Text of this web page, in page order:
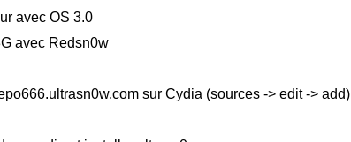
avec OS 3.0
avec Redsn0w
sur Cydia (sources -> edit -> add)